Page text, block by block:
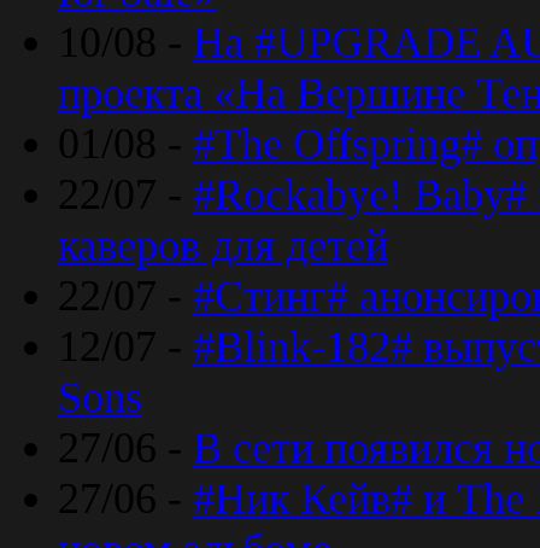
10/08 - На #UPGRADE
проекта «На Вершине
01/08 - #The Offspring#
22/07 - #Rockabye!
каверов для детей
22/07 - #Стинг#
12/07 - #Blink-182#
Sons
27/06 - В сети появился
27/06 - #Ник Кейв# и The